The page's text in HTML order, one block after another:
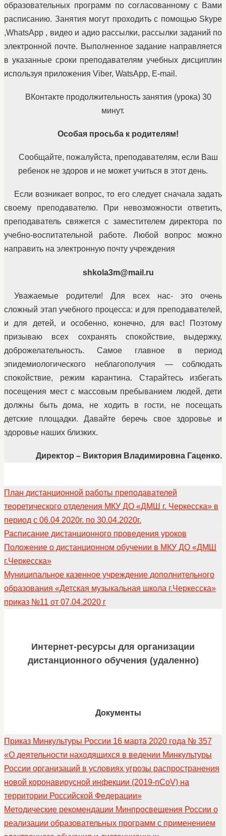
образовательных программ по согласованному с Вами
расписанию. Занятия могут проходить с помощью Skype
,WhatsApp , видео и адио рассылки, рассылки заданий по
электронной почте. Выполненное задание направляется
в указанные сроки преподавателям учебных дисциплин
используя приложения Viber, WatsApp, E-mail.
ВКонтакте продолжительность занятия (урока) 30
минут.
Особая просьба к родителям!
Сообщайте, пожалуйста, преподавателям, если Ваш
ребенок не здоров и не может учиться в этот день.
Если возникает вопрос, то его следует сначала задать
своему преподавателю. При невозможности ответить,
преподаватель свяжется с заместителем директора по
учебно-воспитательной работе. Любой вопрос можно
направить на электронную почту учреждения
shkola3m@mail.ru
Уважаемые родители! Для всех нас- это очень
сложный этап учебного процесса: и для преподавателей,
и для детей, и особенно, конечно, для вас! Поэтому
призываю всех сохранять спокойствие, выдержку,
доброжелательность. Самое главное в период
эпидемиологического неблагополучия — соблюдать
спокойствие, режим карантина. Старайтесь избегать
посещения мест с массовым пребыванием людей, дети
должны быть дома, не ходить в гости, не посещать
детские площадки. Давайте беречь свое здоровье и
здоровье наших близких.
Директор – Виктория Владимировна Гаценко.
План дистанционной работы преподавателей
теоретического отделения МКУ ДО «ДМШ г. Черкесска» в
период с 06.04 2020г. по 30.04.2020г.
Расписание дистанционного проведения уроков
Положение о дистанционном обучении в МКУ ДО «ДМШ
г.Черкесска»
Муниципальное казенное учреждение дополнительного
образования «Детская музыкальная школа г.Черкесска»
приказ №11 от 07.04.2020 г
Интернет-ресурсы для организации
дистанционного обучения (удаленно)
Документы
Приказ Минкультуры России 16 марта 2020 года № 357
«О деятельности находящихся в ведении Минкультуры
России организаций в условиях угрозы распространения
новой коронавирусной инфекции (2019-nCoV) на
территории Российской Федерации»
Методические рекомендации Минпросвещения России о
реализации образовательных программ с применением